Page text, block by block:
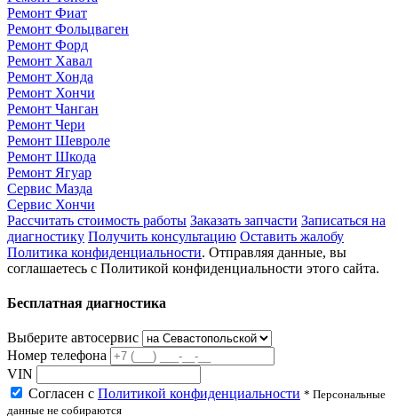
Ремонт Фиат
Ремонт Фольцваген
Ремонт Форд
Ремонт Хавал
Ремонт Хонда
Ремонт Хончи
Ремонт Чанган
Ремонт Чери
Ремонт Шевроле
Ремонт Шкода
Ремонт Ягуар
Сервис Мазда
Сервис Хончи
Рассчитать стоимость работы Заказать запчасти Записаться на
диагностику Получить консультацию Оставить жалобу
Политика конфиденциальности. Отправляя данные, вы
соглашаетесь с Политикой конфиденциальности этого сайта.
Бесплатная диагностика
Выберите автосервис
Номер телефона
VIN
Согласен с Политикой конфиденциальности * Персональные
данные не собираются